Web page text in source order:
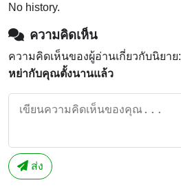
No history.
ความคิดเห็น
ความคิดเห็นของผู้อ่านเกี่ยวกับนิยาย:
หย่ากับคุณตั้งนานแล้ว
ส่ง